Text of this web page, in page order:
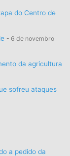
do Centro de
6 de novembro
da agricultura
sofreu ataques
a pedido da